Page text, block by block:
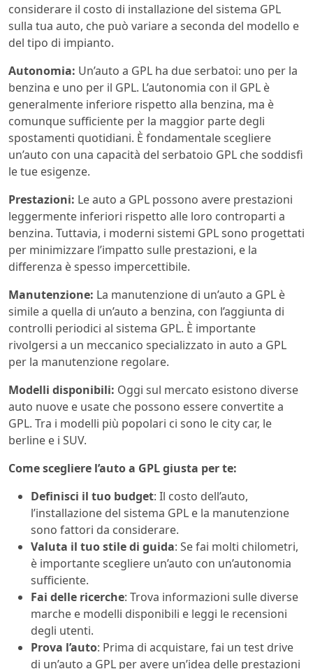
considerare il costo di installazione del sistema GPL
sulla tua auto, che può variare a seconda del modello e
del tipo di impianto.
Autonomia: Un’auto a GPL ha due serbatoi: uno per la
benzina e uno per il GPL. L’autonomia con il GPL è
generalmente inferiore rispetto alla benzina, ma è
comunque sufficiente per la maggior parte degli
spostamenti quotidiani. È fondamentale scegliere
un’auto con una capacità del serbatoio GPL che soddisfi
le tue esigenze.
Prestazioni: Le auto a GPL possono avere prestazioni
leggermente inferiori rispetto alle loro controparti a
benzina. Tuttavia, i moderni sistemi GPL sono progettati
per minimizzare l’impatto sulle prestazioni, e la
differenza è spesso impercettibile.
Manutenzione: La manutenzione di un’auto a GPL è
simile a quella di un’auto a benzina, con l’aggiunta di
controlli periodici al sistema GPL. È importante
rivolgersi a un meccanico specializzato in auto a GPL
per la manutenzione regolare.
Modelli disponibili: Oggi sul mercato esistono diverse
auto nuove e usate che possono essere convertite a
GPL. Tra i modelli più popolari ci sono le city car, le
berline e i SUV.
Come scegliere l’auto a GPL giusta per te:
Definisci il tuo budget: Il costo dell’auto,
l’installazione del sistema GPL e la manutenzione
sono fattori da considerare.
Valuta il tuo stile di guida: Se fai molti chilometri,
è importante scegliere un’auto con un’autonomia
sufficiente.
Fai delle ricerche: Trova informazioni sulle diverse
marche e modelli disponibili e leggi le recensioni
degli utenti.
Prova l’auto: Prima di acquistare, fai un test drive
di un’auto a GPL per avere un’idea delle prestazioni